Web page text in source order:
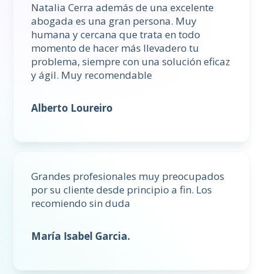
Natalia Cerra además de una excelente
abogada es una gran persona. Muy
humana y cercana que trata en todo
momento de hacer más llevadero tu
problema, siempre con una solución eficaz
y ágil. Muy recomendable
Alberto Loureiro
Grandes profesionales muy preocupados
por su cliente desde principio a fin. Los
recomiendo sin duda
María Isabel Garcia.